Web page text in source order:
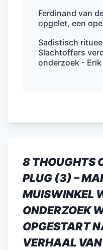
Ferdinand van
opgelet, een
Sadistisch
Slachtoffers
onderzoek -
8 THOUGHTS
PLUG (3) –
MUISWINKEL
ONDERZOEK
OPGESTART
VERHAAL